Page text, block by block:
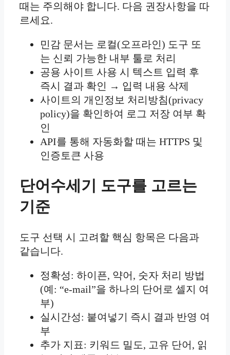
때는 주의해야 합니다. 다음 권장사항을 따
르세요.
민감 문서는 로컬(오프라인) 도구 또
는 신뢰 가능한 내부 툴로 처리
공용 사이트 사용 시 텍스트 입력 후
즉시 결과 확인 → 입력 내용 삭제
사이트의 개인정보 처리방침(privacy
policy)을 확인하여 로그 저장 여부 확
인
API를 통해 자동화할 때는 HTTPS 및
인증토큰 사용
단어수세기 도구를 고르는
기준
도구 선택 시 고려할 핵심 항목은 다음과
같습니다.
정확성: 하이픈, 약어, 숫자 처리 방법
(예: “e-mail”을 하나의 단어로 셀지 여
부)
실시간성: 붙여넣기 즉시 결과 반영 여
부
추가 지표: 키워드 밀도, 고유 단어, 읽